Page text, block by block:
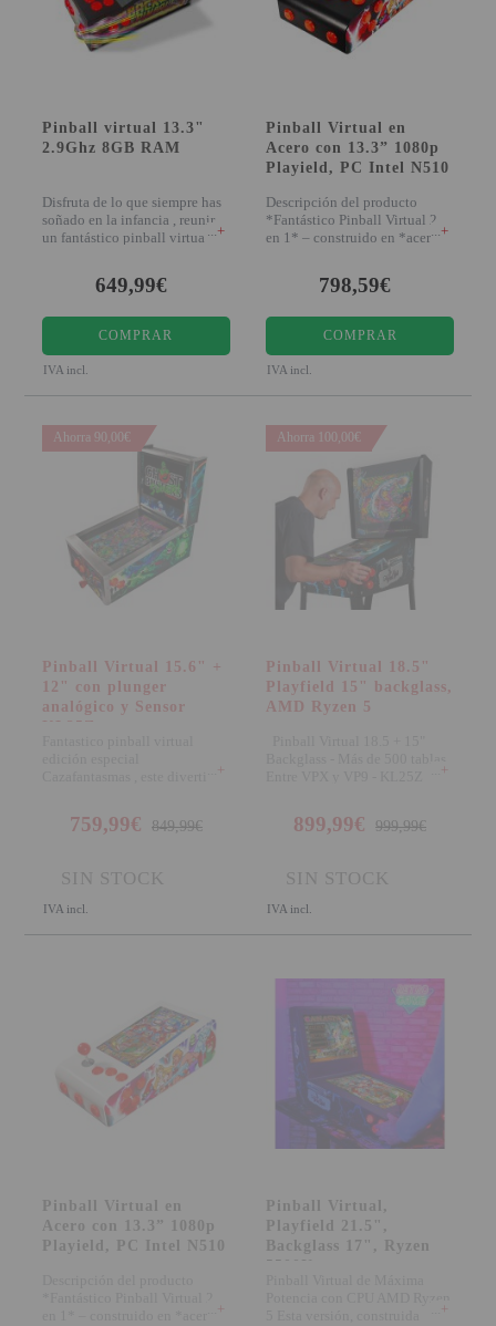
PROYECTOR PARA EL
MUNDIAL 2026
PROYECTORES 2K O 4K
NATIVOS
SUPER OFERTAS
¿QUÉ MODELO NECESITO?
OFERTAS DESTACADAS
TIPOS DE PROYECTOR
PANTALLAS DE
PROYECCIÓN
RECOMENDADOS
SOPORTE PARA PROYECTOR
CABLES Y ACCESORIOS
951 10 21 22
Lunes a Viernes: 9.00h a 15.30h
pedidos@proyectorbarato.com
soporte@proyectorbarato.com
Pinball virtual 13.3"
2.9Ghz 8GB RAM
Disfruta de lo que siempre has
soñado en la infancia , reunir
un fantástico pinball virtua
+
649,99€
COMPRAR
IVA incl.
Pinball Virtual en
Acero con 13.3” 1080p
Playield, PC Intel N510
Descripción del producto
*Fantástico Pinball Virtual 2
en 1* – construido en *acero +
798,59€
COMPRAR
IVA incl.
Ahorra 90,00€
Pinball Virtual 15.6" +
12" con plunger
analógico y Sensor
KL25Z
+
759,99€ 849,99€
SIN STOCK
IVA incl.
Ahorra 100,00€
Pinball Virtual 18.5"
Playfield 15" backglass,
AMD Ryzen 5
+
899,99€ 999,99€
SIN STOCK
IVA incl.
Pinball Virtual en
Acero con 13.3” 1080p
Playield, PC Intel N510
+
Pinball Virtual,
Playfield 21.5",
Backglass 17", Ryzen
5500U
+